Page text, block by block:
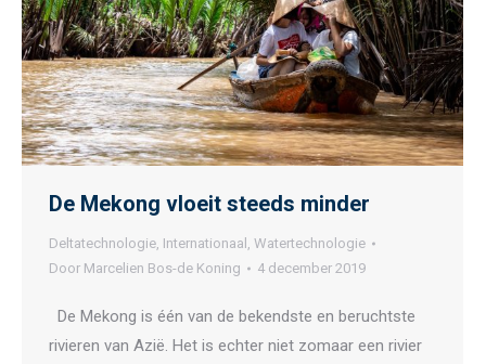
De Mekong vloeit steeds minder
Deltatechnologie, Internationaal , Watertechnologie
Door Marcelien Bos-de Koning 4 december 2019
De Mekong is één van de bekendste en beruchtste
rivieren van Azië. Het is echter niet zomaar een rivier